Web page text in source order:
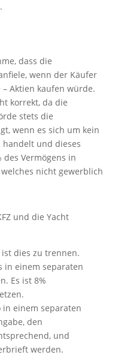
dass die
wenn der Käufer
Aktien kaufen würde.
korrekt, da die
stets die
wenn es sich um kein
und dieses
Vermögens in
nicht gewerblich
und die Yacht
dies zu trennen.
in einem separaten
Es ist 8%
in einem separaten
den
und
werden.